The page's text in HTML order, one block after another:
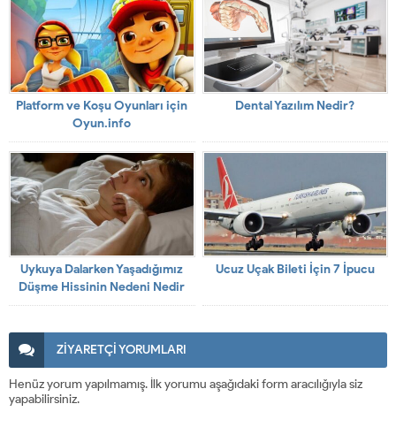
Platform ve Koşu Oyunları için
Oyun.info
Dental Yazılım Nedir?
Uykuya Dalarken Yaşadığımız
Düşme Hissinin Nedeni Nedir
Ucuz Uçak Bileti İçin 7 İpucu
ZİYARETÇİ YORUMLARI
Henüz yorum yapılmamış. İlk yorumu aşağıdaki form aracılığıyla siz
yapabilirsiniz.